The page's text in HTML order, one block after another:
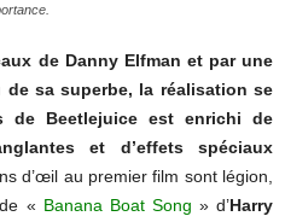
de Danny Elfman et par une
sa superbe, la réalisation se
de Beetlejuice est enrichi de
et d’effets spéciaux
d’œil au premier film sont légion,
« Banana Boat Song » d’Harry